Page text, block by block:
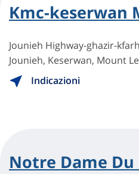
Kmc-keserwan
Jounieh Highway-ghazir-
Jounieh, Keserwan, Mount
Indicazioni
Notre Dame